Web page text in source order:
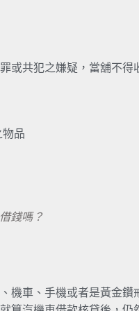
或共犯之嫌疑，當舖不得
品
錢嗎？
機車、手機或者是黃金